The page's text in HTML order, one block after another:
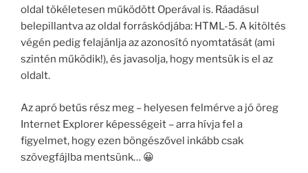
oldal tökéletesen működött Operával is. Ráadásul
belepillantva az oldal forráskódjába: HTML-5. A kitöltés
végén pedig felajánlja az azonosító nyomtatását (ami
szintén működik!), és javasolja, hogy mentsük is el az
oldalt.
Az apró betűs rész meg – helyesen felmérve a jó öreg
Internet Explorer képességeit – arra hívja fel a
figyelmet, hogy ezen böngészővel inkább csak
szövegfájlba mentsünk… 😀